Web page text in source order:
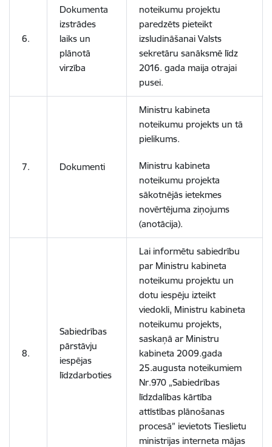
6.
Dokumenta
izstrādes
laiks un
plānotā
virzība
noteikumu projektu
paredzēts pieteikt
izsludināšanai Valsts
sekretāru sanāksmē līdz
2016. gada maija otrajai
pusei.
7. Dokumenti
Ministru kabineta
noteikumu projekts un tā
pielikums.
Ministru kabineta
noteikumu projekta
sākotnējās ietekmes
novērtējuma ziņojums
(anotācija).
8.
Sabiedrības
pārstāvju
iespējas
līdzdarboties
Lai informētu sabiedrību
par Ministru kabineta
noteikumu projektu un
dotu iespēju izteikt
viedokli, Ministru kabineta
noteikumu projekts,
saskaņā ar Ministru
kabineta 2009.gada
25.augusta noteikumiem
Nr.970 „Sabiedrības
līdzdalības kārtība
attīstības plānošanas
procesā” ievietots Tieslietu
ministrijas interneta mājas